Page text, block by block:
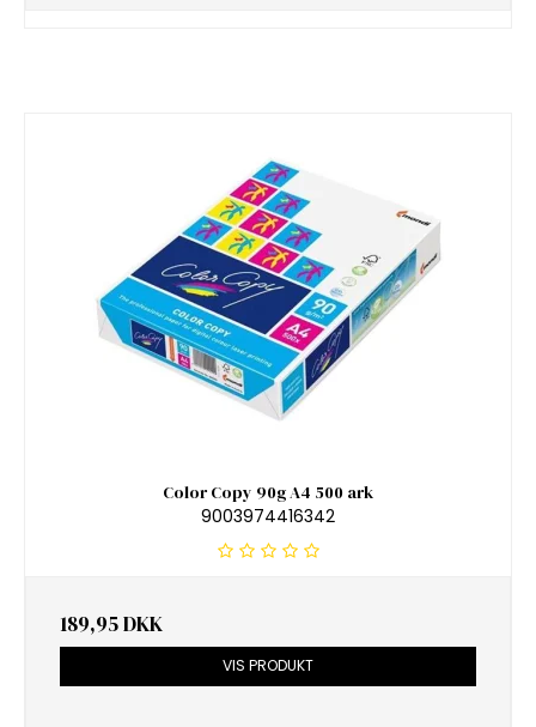
Color Copy 90g A4 500 ark
9003974416342
189,95 DKK
VIS PRODUKT